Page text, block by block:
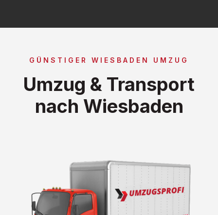
GÜNSTIGER WIESBADEN UMZUG
Umzug & Transport
nach Wiesbaden